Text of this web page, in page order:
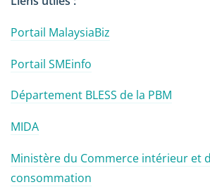
Portail MalaysiaBiz
Portail SMEinfo
Département BLESS de la PBM
MIDA
Ministère du Commerce intérieur et
consommation